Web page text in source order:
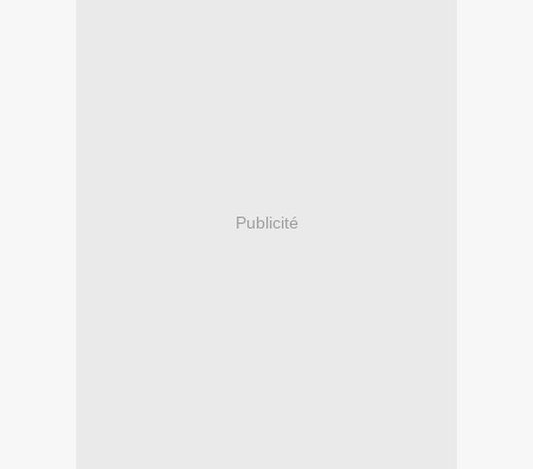
Publicité